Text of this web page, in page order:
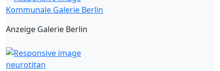
Kommunale Galerie Berlin
Anzeige Galerie Berlin
neurotitan